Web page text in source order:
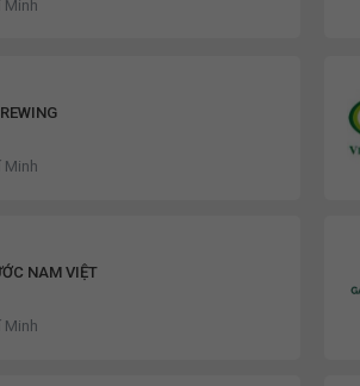
Minh
Minh
NAM VIỆT
Minh